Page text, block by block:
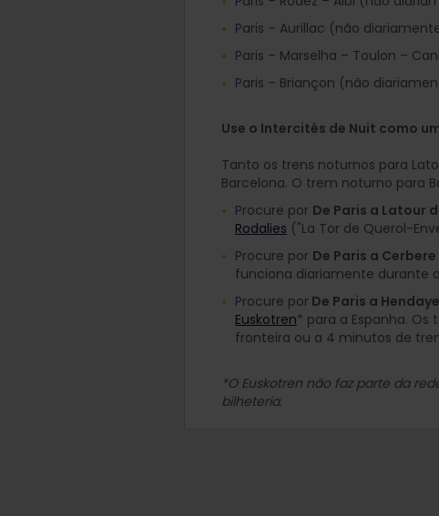
Paris – Aurillac (não
Paris – Marselha – Toulon –
Paris – Briançon (não
Use o Intercités de Nuit como
Tanto os trens noturnos para
Barcelona. O trem noturno para
Procure por De Paris a Latour
Rodalies ("La Tor de Querol-
Procure por De Paris a Cerbere
funciona diariamente durante
Procure por De Paris a Hendaye
Euskotren* para a Espanha. Os
fronteira ou a 4 minutos de
*O Euskotren não faz parte da
bilheteria.